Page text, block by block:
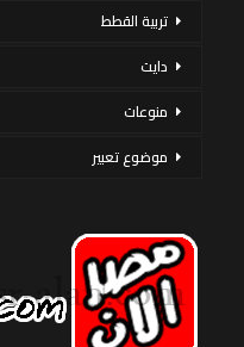
تربية القطط
دايت
منوعات
موضوع تعبير